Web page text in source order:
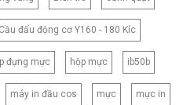
Cầu đấu động cơ Y160 - 180 Kíc
đựng mực hộp mực ib50b
máy in đầu cos mực mực in